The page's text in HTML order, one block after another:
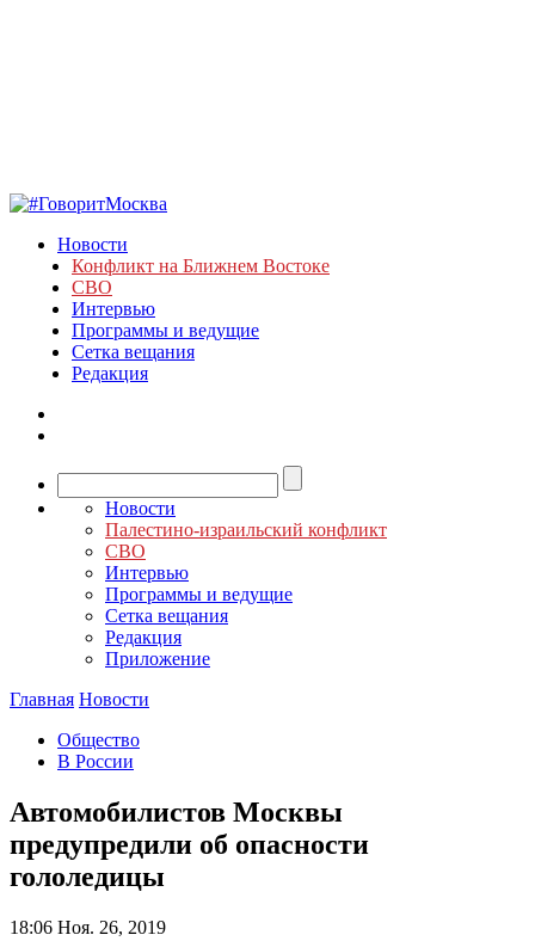
Новости
Конфликт на Ближнем Востоке
СВО
Интервью
Программы и ведущие
Сетка вещания
Редакция
Новости
Палестино-израильский конфликт
СВО
Интервью
Программы и ведущие
Сетка вещания
Редакция
Приложение
Главная Новости
Общество
В России
Автомобилистов Москвы
предупредили об опасности
гололедицы
18:06 Ноя. 26, 2019